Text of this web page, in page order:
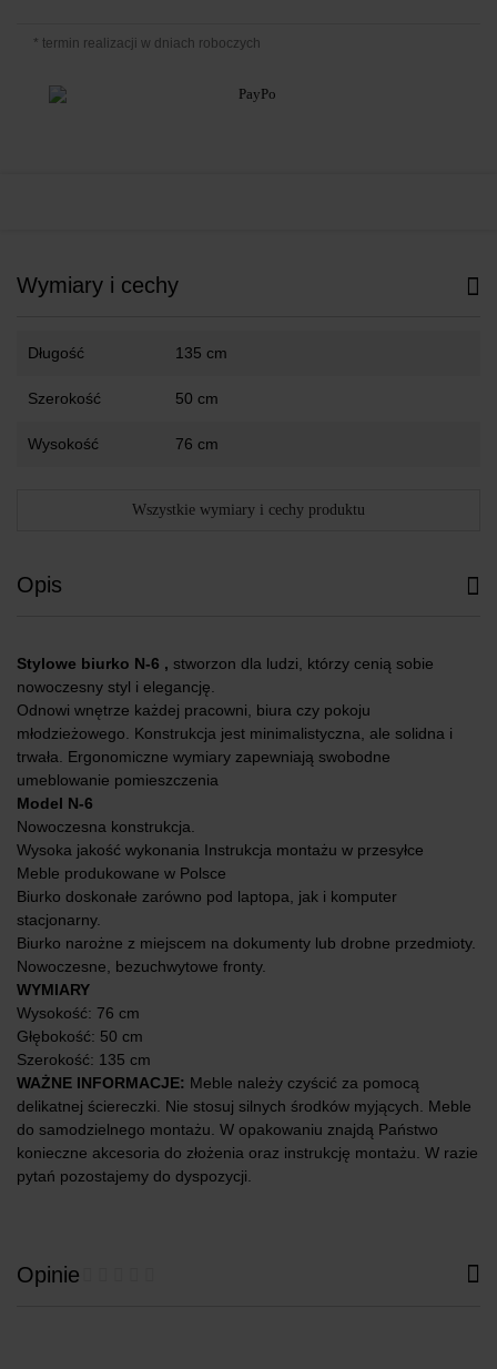
* termin realizacji w dniach roboczych
Wymiary i cechy
Długość 135 cm
Szerokość 50 cm
Wysokość 76 cm
Wszystkie wymiary i cechy produktu
Opis
Stylowe biurko N-6 , stworzon dla ludzi, którzy cenią sobie
nowoczesny styl i elegancję.
Odnowi wnętrze każdej pracowni, biura czy pokoju
młodzieżowego. Konstrukcja jest minimalistyczna, ale solidna i
trwała. Ergonomiczne wymiary zapewniają swobodne
umeblowanie pomieszczenia
Model N-6
Nowoczesna konstrukcja.
Wysoka jakość wykonania Instrukcja montażu w przesyłce
Meble produkowane w Polsce
Biurko doskonałe zarówno pod laptopa, jak i komputer
stacjonarny.
Biurko narożne z miejscem na dokumenty lub drobne przedmioty.
Nowoczesne, bezuchwytowe fronty.
WYMIARY
Wysokość: 76 cm
Głębokość: 50 cm
Szerokość: 135 cm
WAŻNE INFORMACJE: Meble należy czyścić za pomocą
delikatnej ściereczki. Nie stosuj silnych środków myjących. Meble
do samodzielnego montażu. W opakowaniu znajdą Państwo
konieczne akcesoria do złożenia oraz instrukcję montażu. W razie
pytań pozostajemy do dyspozycji.
Opinie